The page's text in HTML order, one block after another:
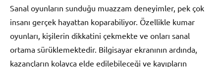
Sanal oyunların sunduğu muazzam deneyimler, pek çok
insanı gerçek hayattan koparabiliyor. Özellikle kumar
oyunları, kişilerin dikkatini çekmekte ve onları sanal
ortama sürüklemektedir. Bilgisayar ekranının ardında,
kazançların kolayca elde edilebileceği ve kayıpların